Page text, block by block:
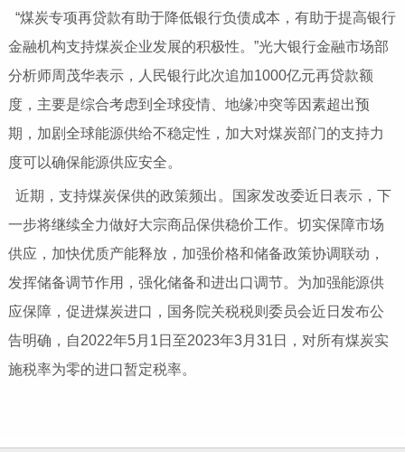
“煤炭专项再贷款有助于降低银行负债成本，有助于提高银行
金融机构支持煤炭企业发展的积极性。”光大银行金融市场部
分析师周茂华表示，人民银行此次追加1000亿元再贷款额
度，主要是综合考虑到全球疫情、地缘冲突等因素超出预
期，加剧全球能源供给不稳定性，加大对煤炭部门的支持力
度可以确保能源供应安全。
近期，支持煤炭保供的政策频出。国家发改委近日表示，下
一步将继续全力做好大宗商品保供稳价工作。切实保障市场
供应，加快优质产能释放，加强价格和储备政策协调联动，
发挥储备调节作用，强化储备和进出口调节。为加强能源供
应保障，促进煤炭进口，国务院关税税则委员会近日发布公
告明确，自2022年5月1日至2023年3月31日，对所有煤炭实
施税率为零的进口暂定税率。